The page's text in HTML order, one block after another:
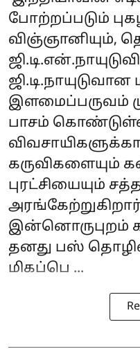
போற்றப்படும்
விஞ்ஞானியும்,
இளமைப்பருவம்
பாசம்
கருவிகளையும்
புரட்சியையும்
இன்னொருபுறம்
தனது பஸ்
மிகப்பெ ...